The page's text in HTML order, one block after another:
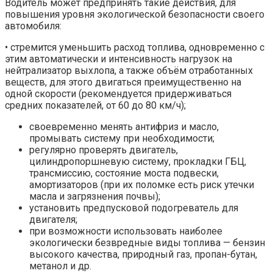
Водитель может предпринять такие действия, для
повышения уровня экологической безопасности своего
автомобиля:
• стремится уменьшить расход топлива, одновременно с
этим автоматически и интенсивность нагрузок на
нейтрализатор выхлопа, а также объём отработанных
веществ, для этого двигаться преимущественно на
одной скорости (рекомендуется придерживаться
средних показателей, от 60 до 80 км/ч);
своевременно менять антифриз и масло,
промывать систему при необходимости;
регулярно проверять двигатель,
цилиндропоршневую систему, прокладки ГБЦ,
трансмиссию, состояние моста подвески,
амортизаторов (при их поломке есть риск утечки
масла и загрязнения почвы);
установить предпусковой подогреватель для
двигателя;
при возможности использовать наиболее
экологически безвредные виды топлива — бензин
высокого качества, природный газ, пропан-бутан,
метанол и др.